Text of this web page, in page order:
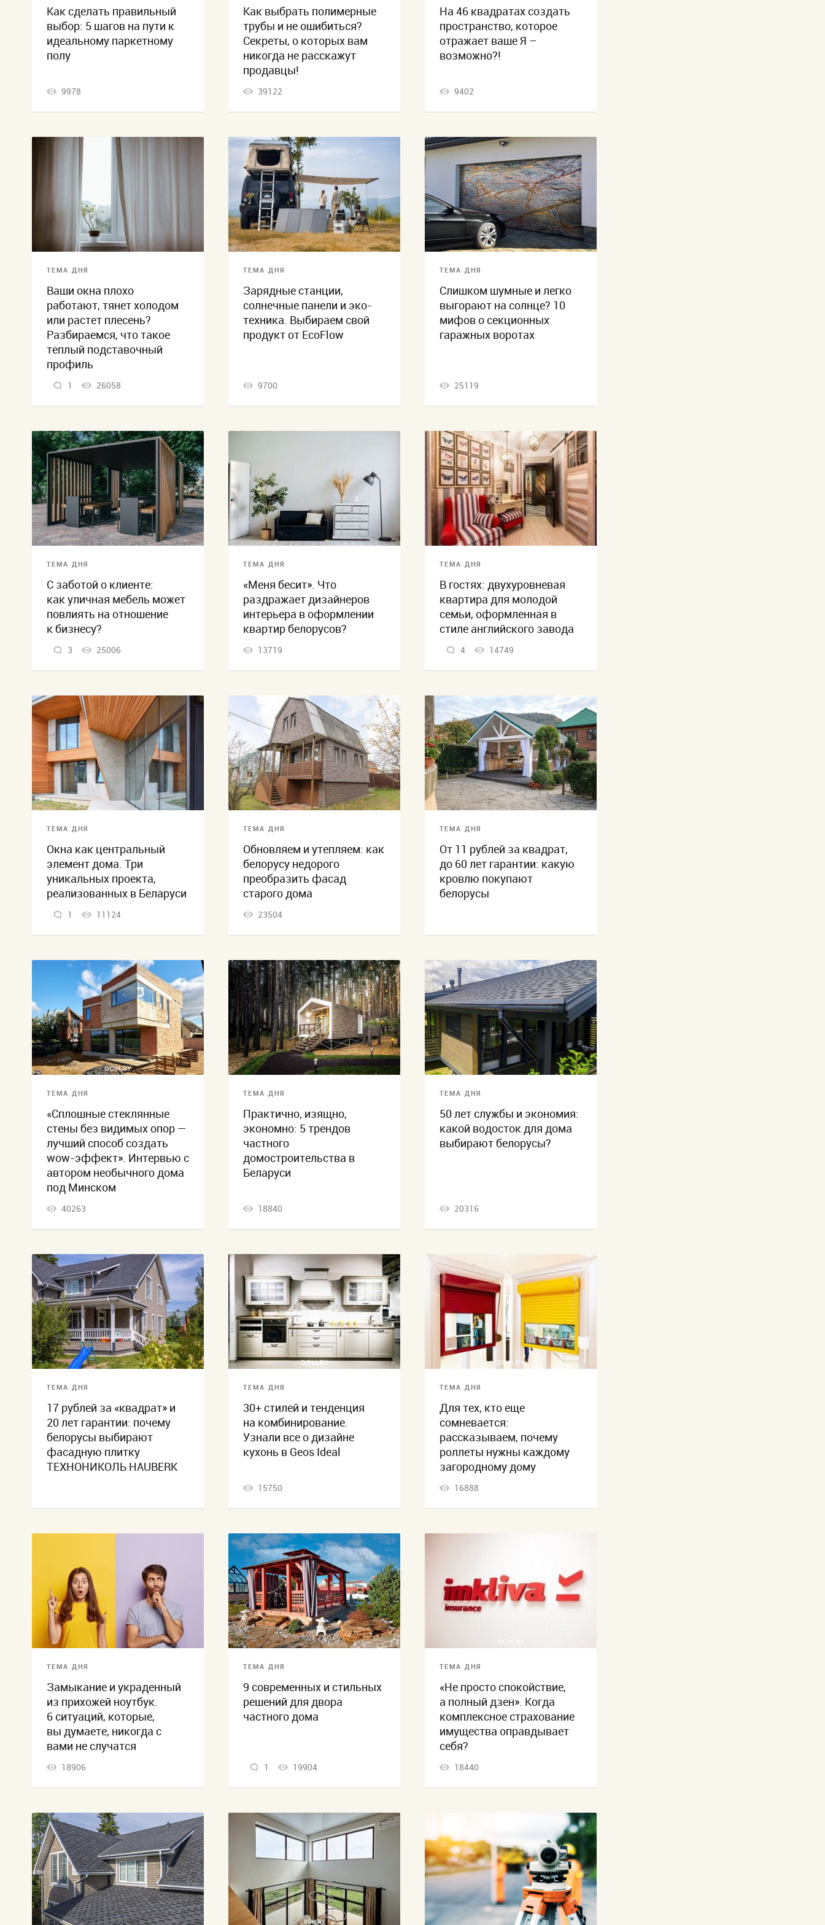
Как сделать правильный
выбор: 5 шагов на пути к
идеальному паркетному
полу
9978
Как выбрать полимерные
трубы и не ошибиться?
Секреты, о которых вам
никогда не расскажут
продавцы!
39122
На 46 квадратах создать
пространство, которое
отражает ваше Я –
возможно?!
9402
ТЕМА ДНЯ
Ваши окна плохо
работают, тянет холодом
или растет плесень?
Разбираемся, что такое
теплый подставочный
профиль
1 26058
ТЕМА ДНЯ
Зарядные станции,
солнечные панели и эко-
техника. Выбираем свой
продукт от EcoFlow
9700
ТЕМА ДНЯ
Слишком шумные и легко
выгорают на солнце? 10
мифов о секционных
гаражных воротах
25119
ТЕМА ДНЯ
С заботой о клиенте:
как уличная мебель может
повлиять на отношение
к бизнесу?
3 25006
ТЕМА ДНЯ
«Меня бесит». Что
раздражает дизайнеров
интерьера в оформлении
квартир белорусов?
13719
ТЕМА ДНЯ
В гостях: двухуровневая
квартира для молодой
семьи, оформленная в
стиле английского завода
4 14749
ТЕМА ДНЯ
Окна как центральный
элемент дома. Три
уникальных проекта,
реализованных в Беларуси
1 11124
ТЕМА ДНЯ
Обновляем и утепляем: как
белорусу недорого
преобразить фасад
старого дома
23504
ТЕМА ДНЯ
От 11 рублей за квадрат,
до 60 лет гарантии: какую
кровлю покупают
белорусы
ТЕМА ДНЯ
«Сплошные стеклянные
стены без видимых опор —
лучший способ создать
wow-эффект». Интервью с
автором необычного дома
под Минском
40263
ТЕМА ДНЯ
Практично, изящно,
экономно: 5 трендов
частного
домостроительства в
Беларуси
18840
ТЕМА ДНЯ
50 лет службы и экономия:
какой водосток для дома
выбирают белорусы?
20316
ТЕМА ДНЯ
17 рублей за «квадрат» и
20 лет гарантии: почему
белорусы выбирают
фасадную плитку
ТЕХНОНИКОЛЬ HAUBERK
ТЕМА ДНЯ
30+ стилей и тенденция
на комбинирование.
Узнали все о дизайне
кухонь в Geos Ideal
15750
ТЕМА ДНЯ
Для тех, кто еще
сомневается:
рассказываем, почему
роллеты нужны каждому
загородному дому
16888
ТЕМА ДНЯ
Замыкание и украденный
из прихожей ноутбук.
6 ситуаций, которые,
вы думаете, никогда с
вами не случатся
18906
ТЕМА ДНЯ
9 современных и стильных
решений для двора
частного дома
1 19904
ТЕМА ДНЯ
«Не просто спокойствие,
а полный дзен». Когда
комплексное страхование
имущества оправдывает
себя?
18440